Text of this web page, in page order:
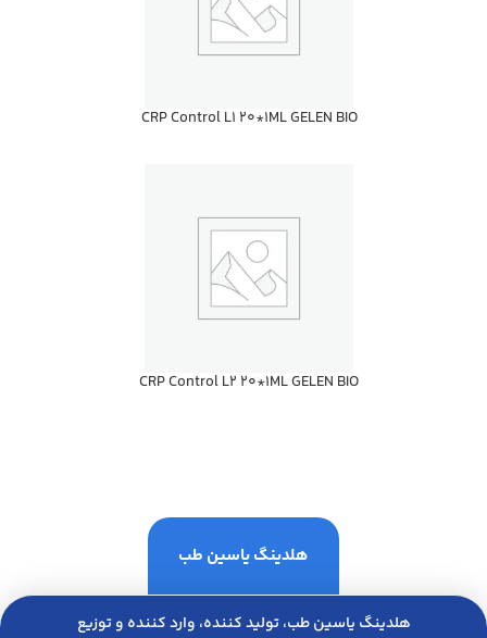
CRP Control L1 20*1ML GELEN BIO
CRP Control L2 20*1ML GELEN BIO
هلدینگ یاسین طب
هلدینگ یاسین طب، تولید کننده، وارد کننده و توزیع